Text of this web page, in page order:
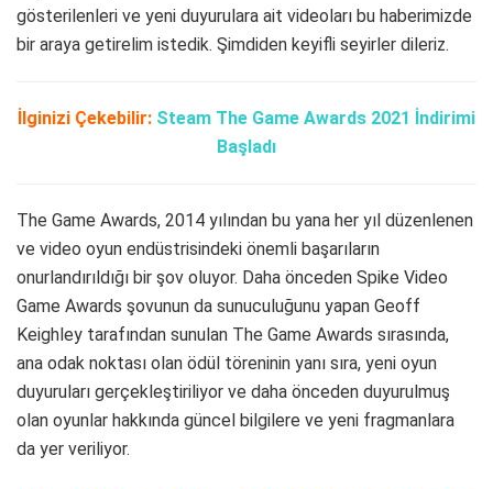
gösterilenleri ve yeni duyurulara ait videoları bu haberimizde
bir araya getirelim istedik. Şimdiden keyifli seyirler dileriz.
İlginizi Çekebilir: Steam The Game Awards 2021 İndirimi
Başladı
The Game Awards, 2014 yılından bu yana her yıl düzenlenen
ve video oyun endüstrisindeki önemli başarıların
onurlandırıldığı bir şov oluyor. Daha önceden Spike Video
Game Awards şovunun da sunuculuğunu yapan Geoff
Keighley tarafından sunulan The Game Awards sırasında,
ana odak noktası olan ödül töreninin yanı sıra, yeni oyun
duyuruları gerçekleştiriliyor ve daha önceden duyurulmuş
olan oyunlar hakkında güncel bilgilere ve yeni fragmanlara
da yer veriliyor.